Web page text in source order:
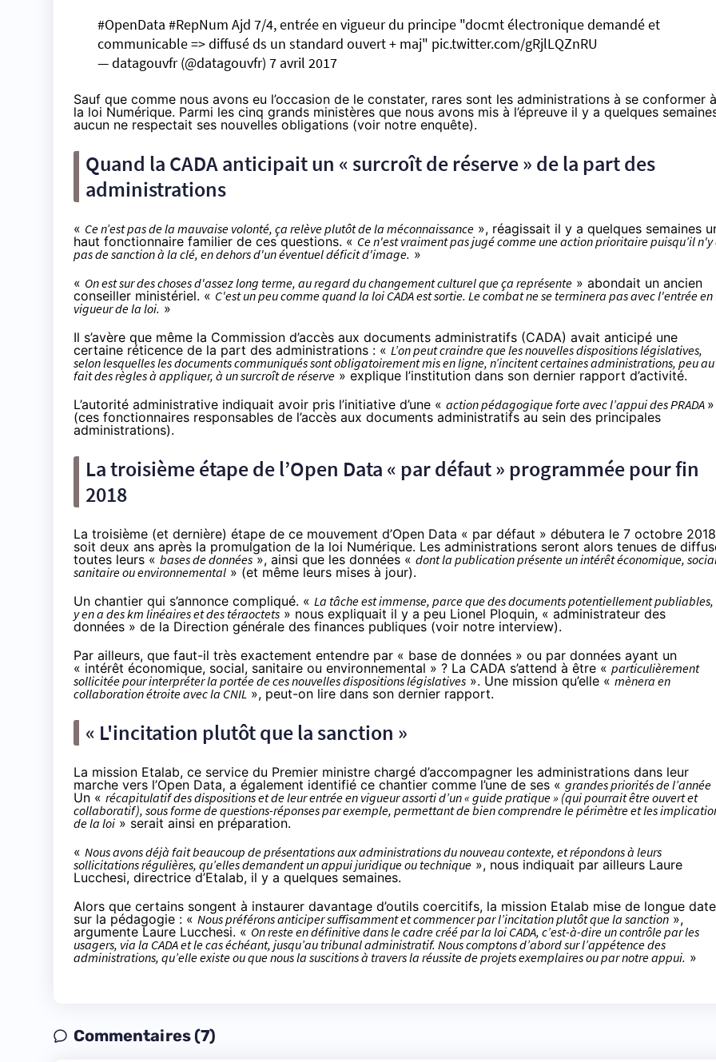
#OpenData #RepNum Ajd 7/4, entrée en vigueur du principe "docmt électronique demandé et
communicable => diffusé ds un standard ouvert + maj" pic.twitter.com/gRjlLQZnRU
— datagouvfr (@datagouvfr) 7 avril 2017
Sauf que comme nous avons eu l’occasion de le constater, rares sont les administrations à se conformer à
la loi Numérique. Parmi les cinq grands ministères que nous avons mis à l’épreuve il y a quelques
aucun ne respectait ses nouvelles obligations (voir notre enquête).
Quand la CADA anticipait un « surcroît de réserve » de la part des
administrations
« Ce n’est pas de la mauvaise volonté, ça relève plutôt de la méconnaissance », réagissait il y a quelques semaines
haut fonctionnaire familier de ces questions. « Ce n'est vraiment pas jugé comme une action prioritaire puisqu’il n'y
pas de sanction à la clé, en dehors d'un éventuel déficit d'image. »
« On est sur des choses d'assez long terme, au regard du changement culturel que ça représente » abondait un ancien
conseiller ministériel. « C'est un peu comme quand la loi CADA est sortie. Le combat ne se terminera pas avec l'entrée en
vigueur de la loi. »
Il s’avère que même la Commission d’accès aux documents administratifs (CADA) avait anticipé une
certaine réticence de la part des administrations : « L’on peut craindre que les nouvelles dispositions législatives,
selon lesquelles les documents communiqués sont obligatoirement mis en ligne, n’incitent certaines administrations, peu au
fait des règles à appliquer, à un surcroît de réserve » explique l’institution dans son dernier rapport d’activité.
L’autorité administrative indiquait avoir pris l’initiative d’une « action pédagogique forte avec l’appui des PRADA »
(ces fonctionnaires responsables de l’accès aux documents administratifs au sein des principales
administrations).
La troisième étape de l’Open Data « par défaut » programmée pour fin
2018
La troisième (et dernière) étape de ce mouvement d’Open Data « par défaut » débutera le 7 octobre
soit deux ans après la promulgation de la loi Numérique. Les administrations seront alors tenues de
toutes leurs « bases de données», ainsi que les données « dont la publication présente un intérêt économique,
sanitaire ou environnemental » (et même leurs mises à jour).
Un chantier qui s’annonce compliqué. « La tâche est immense, parce que des documents potentiellement
y en a des km linéaires et des téraoctets» nous expliquait il y a peu Lionel Ploquin, « administrateur des
données » de la Direction générale des finances publiques (voir notre interview).
Par ailleurs, que faut-il très exactement entendre par « base de données » ou par données ayant un
« intérêt économique, social, sanitaire ou environnemental » ? La CADA s’attend à être « particulièrement
sollicitée pour interpréter la portée de ces nouvelles dispositions législatives ». Une mission qu’elle « mènera en
collaboration étroite avec la CNIL », peut-on lire dans son dernier rapport.
« L'incitation plutôt que la sanction »
La mission Etalab, ce service du Premier ministre chargé d’accompagner les administrations dans leur
marche vers l’Open Data, a également identifié ce chantier comme l’une de ses « grandes priorités de l’année
Un « récapitulatif des dispositions et de leur entrée en vigueur assorti d’un « guide pratique » (qui pourrait être ouvert et
collaboratif), sous forme de questions-réponses par exemple, permettant de bien comprendre le périmètre et les
de la loi » serait ainsi en préparation.
« Nous avons déjà fait beaucoup de présentations aux administrations du nouveau contexte, et répondons à leurs
sollicitations régulières, qu’elles demandent un appui juridique ou technique », nous indiquait par ailleurs Laure
Lucchesi, directrice d’Etalab, il y a quelques semaines.
Alors que certains songent à instaurer davantage d’outils coercitifs, la mission Etalab mise de longue date
sur la pédagogie : « Nous préférons anticiper suffisamment et commencer par l’incitation plutôt que la sanction »,
argumente Laure Lucchesi. « On reste en définitive dans le cadre créé par la loi CADA, c’est-à-dire un contrôle par les
usagers, via la CADA et le cas échéant, jusqu’au tribunal administratif. Nous comptons d’abord sur l’appétence des
administrations, qu’elle existe ou que nous la suscitions à travers la réussite de projets exemplaires ou par notre appui. »
Commentaires (7)